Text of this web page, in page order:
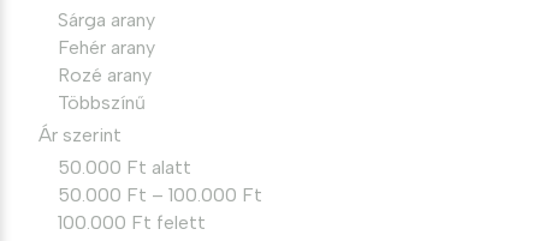
Sárga arany
Fehér arany
Rozé arany
Többszínű
Ár szerint
50.000 Ft alatt
50.000 Ft – 100.000 Ft
100.000 Ft felett